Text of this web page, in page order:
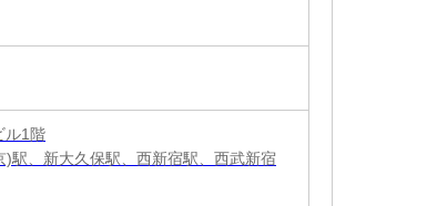
ル1階
駅、新大久保駅、西新宿駅、西武新宿